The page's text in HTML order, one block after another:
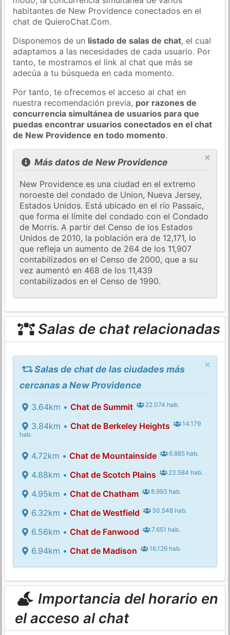
habitantes de New Providence conectados en el
chat de QuieroChat.Com.
Disponemos de un listado de salas de chat, el cual
adaptamos a las necesidades de cada usuario. Por
tanto, te mostramos el link al chat que más se
adecúa a tu búsqueda en cada momento.
Por tanto, te ofrecemos el acceso al chat en
nuestra recomendación previa, por razones de
concurrencia simultánea de usuarios para que
puedas encontrar usuarios conectados en el chat
de New Providence en todo momento.
×
Más datos de New Providence
New Providence es una ciudad en el extremo
noroeste del condado de Union, Nueva Jersey,
Estados Unidos. Está ubicado en el río Passaic,
que forma el límite del condado con el Condado
de Morris. A partir del Censo de los Estados
Unidos de 2010, la población era de 12,171, lo
que refleja un aumento de 264 de los 11,907
contabilizados en el Censo de 2000, que a su
vez aumentó en 468 de los 11,439
contabilizados en el Censo de 1990.
Salas de chat relacionadas
×
Salas de chat de las ciudades más
cercanas a New Providence
3.64km • Chat de Summit 22.074 hab.
3.84km • Chat de Berkeley Heights
14.179
hab.
4.72km • Chat de Mountainside 6.885 hab.
4.88km • Chat de Scotch Plains 23.584 hab.
4.95km • Chat de Chatham 8.993 hab.
6.32km • Chat de Westfield 30.548 hab.
6.56km • Chat de Fanwood 7.651 hab.
6.94km • Chat de Madison 16.126 hab.
Importancia del horario en
el acceso al chat